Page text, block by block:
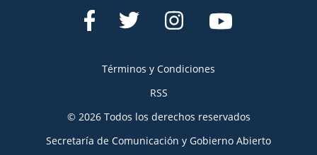
Términos y Condiciones
RSS
© 2026 Todos los derechos reservados
Secretaría de Comunicación y Gobierno Abierto